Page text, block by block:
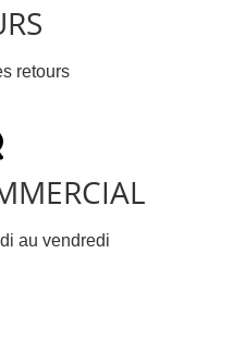
retours
au vendredi